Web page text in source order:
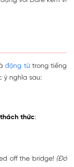
động từtrong tiếng
ý nghĩa sau:
thức:
off the bridge! (Đó